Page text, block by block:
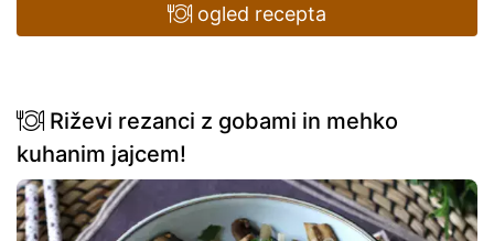
ogled recepta
Riževi rezanci z gobami in mehko
kuhanim jajcem!